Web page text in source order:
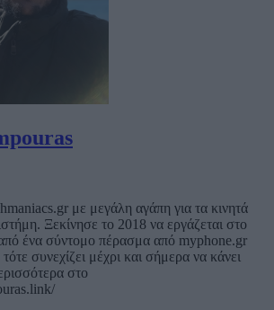
με μεγάλη αγάπη για τα κινητά
Ξεκίνησε το 2018 να εργάζεται στο
ένα σύντομο πέρασμα από myphone.gr
συνεχίζει μέχρι και σήμερα να κάνει
στο